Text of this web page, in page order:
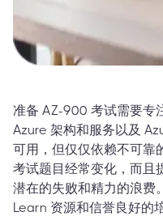
准备 AZ-900 考试需要专
Azure 架构和服务以及
可用，但仅仅依赖不可靠
考试题目经常变化，而且
潜在的失败和精力的浪
Learn 资源和信誉良好的